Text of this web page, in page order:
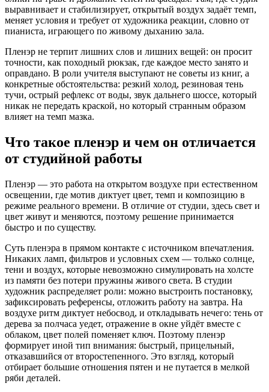
выравнивает и стабилизирует, открытый воздух задаёт темп,
меняет условия и требует от художника реакции, словно от
пианиста, играющего по живому дыханию зала.
Пленэр не терпит лишних слов и лишних вещей: он просит
точности, как походный рюкзак, где каждое место занято и
оправдано. В роли учителя выступают не советы из книг, а
конкретные обстоятельства: резкий холод, резиновая тень
тучи, острый рефлекс от воды, звук дальнего шоссе, который
никак не передать краской, но который странным образом
влияет на темп мазка.
Что такое пленэр и чем он отличается
от студийной работы
Пленэр — это работа на открытом воздухе при естественном
освещении, где мотив диктует цвет, темп и композицию в
режиме реального времени. В отличие от студии, здесь свет и
цвет живут и меняются, поэтому решение принимается
быстро и по существу.
Суть пленэра в прямом контакте с источником впечатления.
Никаких ламп, фильтров и условных схем — только солнце,
тени и воздух, которые невозможно симулировать на холсте
из памяти без потери пружины живого света. В студии
художник распределяет роли: можно выстроить постановку,
зафиксировать референсы, отложить работу на завтра. На
воздухе ритм диктует небосвод, и откладывать нечего: тень от
дерева за полчаса уедет, отражение в окне уйдёт вместе с
облаком, цвет полей поменяет ключ. Поэтому пленэр
формирует иной тип внимания: быстрый, прицельный,
отказавшийся от второстепенного. Это взгляд, который
отбирает большие отношения пятен и не путается в мелкой
ряби деталей.